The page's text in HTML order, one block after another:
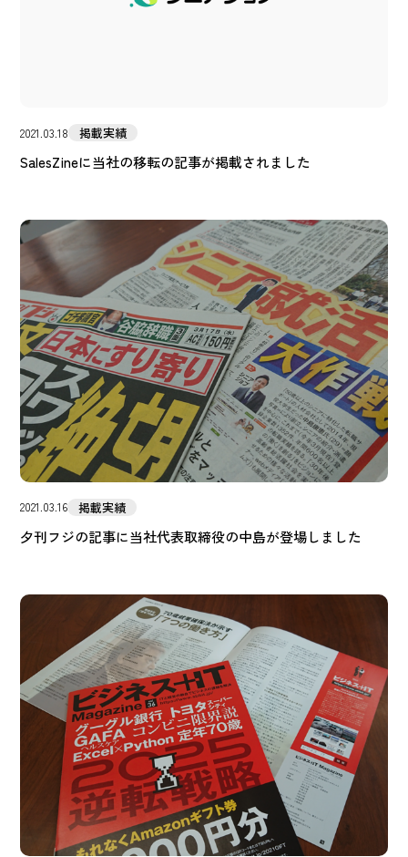
2021.03.18 掲載実績
SalesZineに当社の移転の記事が掲載されました
2021.03.16 掲載実績
夕刊フジの記事に当社代表取締役の中島が登場しました